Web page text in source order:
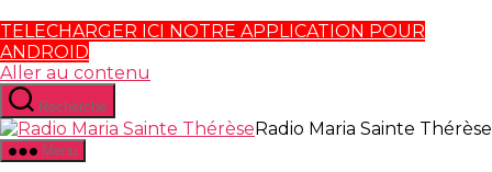
TELECHARGER ICI NOTRE APPLICATION POUR
ANDROID
Aller au contenu
Recherche
Radio Maria Sainte Thérèse
Menu